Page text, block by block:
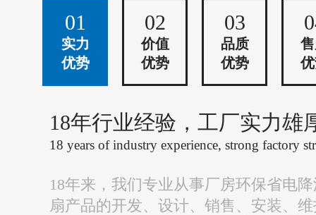
01
实力
优势
02
价值
优势
03
品质
优势
18年行业经验，工厂实力雄
18 years of industry experience, strong factory
18年来，我们专业从事厂房环保省电
扇产品的开发、设计、销售、安装、